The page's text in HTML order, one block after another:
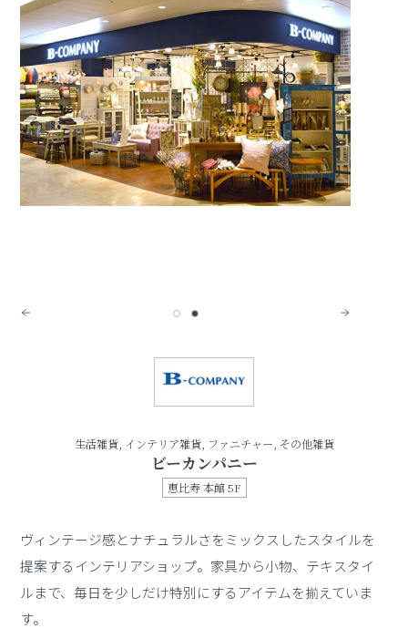
生活雑貨, インテリア雑貨, ファニチャー, その他雑貨
ビーカンパニー
恵比寿 本館 5F
ヴィンテージ感とナチュラルさをミックスしたスタイルを
提案するインテリアショップ。家具から小物、テキスタイ
ルまで、毎日を少しだけ特別にするアイテムを揃えていま
す。